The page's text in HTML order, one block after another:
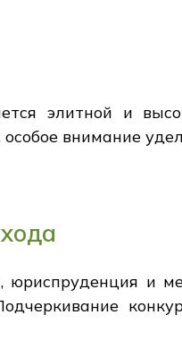
элитной и
внимание
юриспруденция и